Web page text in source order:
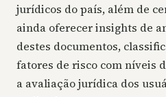
jurídicos do país, além de
ainda oferecer insights de
destes documentos,
fatores de risco com níveis
a avaliação jurídica dos